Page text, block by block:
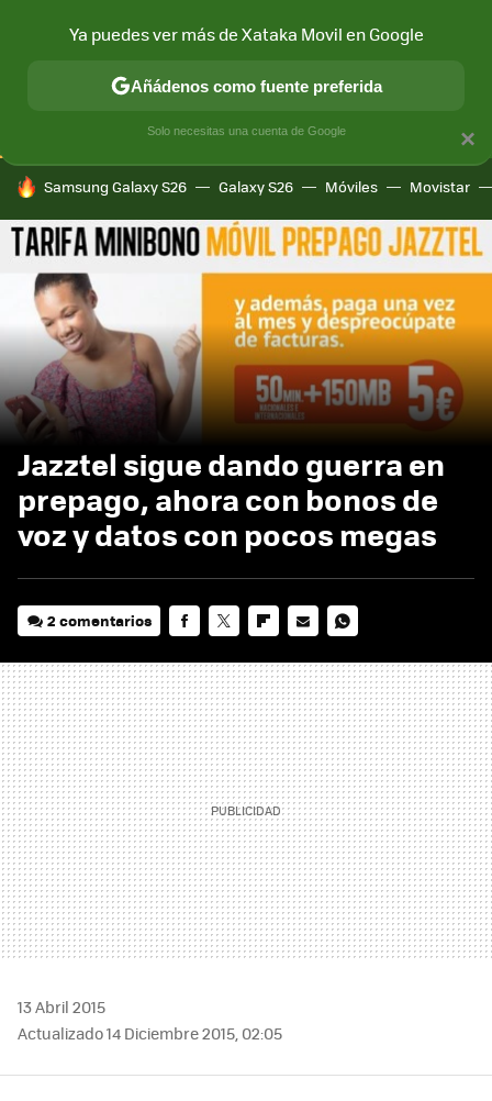
CONECTIVIDAD MÓVIL Y SOCIEDAD APLICACIONES
HOY SE HABLA DE
Samsung Galaxy S26 Galaxy S26 Móviles Movistar
Jazztel sigue dando guerra en
prepago, ahora con bonos de
voz y datos con pocos megas
2 comentarios
MAIL
13 Abril 2015
Actualizado 14 Diciembre 2015, 02:05
×
Ya puedes ver más de Xataka Movil en Google
Añádenos como fuente preferida
Solo necesitas una cuenta de Google